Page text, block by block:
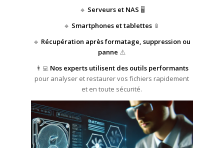
🔹 Serveurs et NAS 🖥️
🔹 Smartphones et tablettes 📱
🔹 Récupération après formatage, suppression ou
panne ⚠️
👨‍💻 Nos experts utilisent des outils performants
pour analyser et restaurer vos fichiers rapidement
et en toute sécurité.